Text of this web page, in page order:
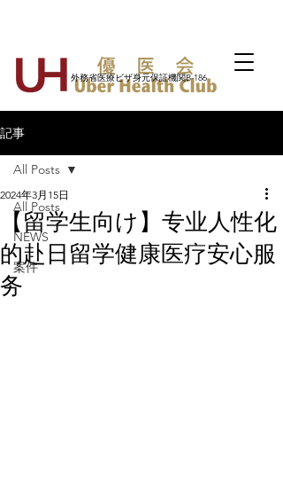
外務省医療ビザ身元保証機関B-186
記事
All Posts
NEWS
案件
All Posts
【留学生向け】专业人性化
的赴日留学健康医疗安心服
务
2024年3月15日